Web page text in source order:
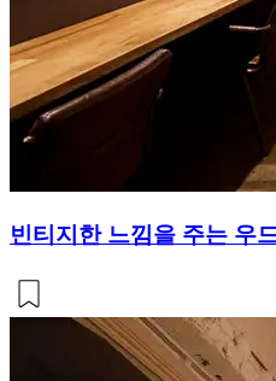
빈티지한 느낌을 주는 우